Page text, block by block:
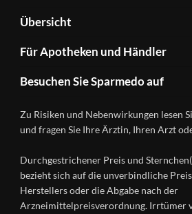
Über
Sparmedo
FAQ
Kontakt
Datenschutz
Nutzungsbedingungen
Übersicht
Herstellerverzeichnis
Produkte
A-
Ratgeber
Wirkstoffe
Gesundheitsmagazin
Für Apotheken und Händler
&
Händlerlogin
Besuchen Sie Sparmedo auf
Instagram
Zu Risiken und Nebenwirkungen lesen
und fragen Sie Ihre Ärztin, Ihren Arzt
Durchgestrichener Preis und
bezieht sich auf die unverbindliche
Herstellers oder die Abgabe nach der
Arzneimittelpreisverordnung. Irrtümer